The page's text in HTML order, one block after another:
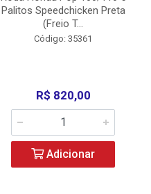
Palitos Speedchicken Preta
(Freio T...
Código: 35361
R$ 820,00
Adicionar